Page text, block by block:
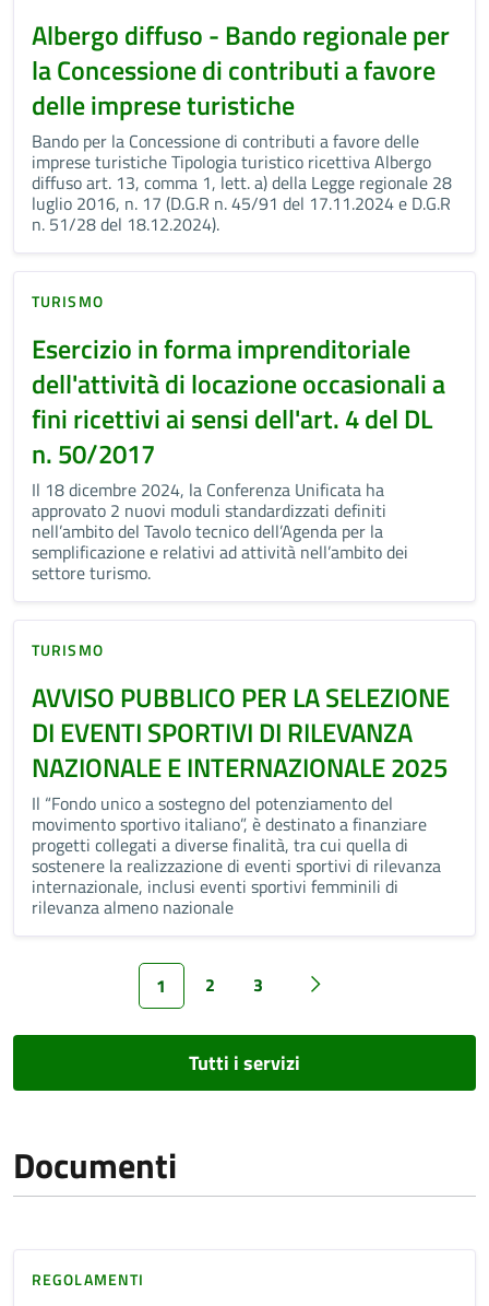
Albergo diffuso - Bando regionale per
la Concessione di contributi a favore
delle imprese turistiche
Bando per la Concessione di contributi a favore delle
imprese turistiche Tipologia turistico ricettiva Albergo
diffuso art. 13, comma 1, lett. a) della Legge regionale 28
luglio 2016, n. 17 (D.G.R n. 45/91 del 17.11.2024 e D.G.R
n. 51/28 del 18.12.2024).
TURISMO
Esercizio in forma imprenditoriale
dell'attività di locazione occasionali a
fini ricettivi ai sensi dell'art. 4 del DL
n. 50/2017
Il 18 dicembre 2024, la Conferenza Unificata ha
approvato 2 nuovi moduli standardizzati definiti
nell’ambito del Tavolo tecnico dell’Agenda per la
semplificazione e relativi ad attività nell’ambito dei
settore turismo.
TURISMO
AVVISO PUBBLICO PER LA SELEZIONE
DI EVENTI SPORTIVI DI RILEVANZA
NAZIONALE E INTERNAZIONALE 2025
Il “Fondo unico a sostegno del potenziamento del
movimento sportivo italiano”, è destinato a finanziare
progetti collegati a diverse finalità, tra cui quella di
sostenere la realizzazione di eventi sportivi di rilevanza
internazionale, inclusi eventi sportivi femminili di
rilevanza almeno nazionale
1 2 3
Tutti i servizi
Documenti
REGOLAMENTI